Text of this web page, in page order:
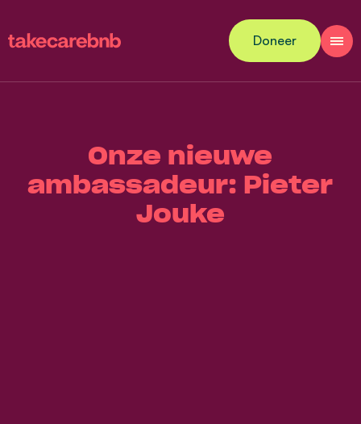
Doneer
Onze nieuwe
ambassadeur: Pieter
Jouke